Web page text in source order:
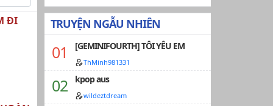
ĐI TRUYỆN NGẪU NHIÊN
[GEMINIFOURTH] TÔI YÊU EM
ThMinh981331
kpop aus
wildeztdream